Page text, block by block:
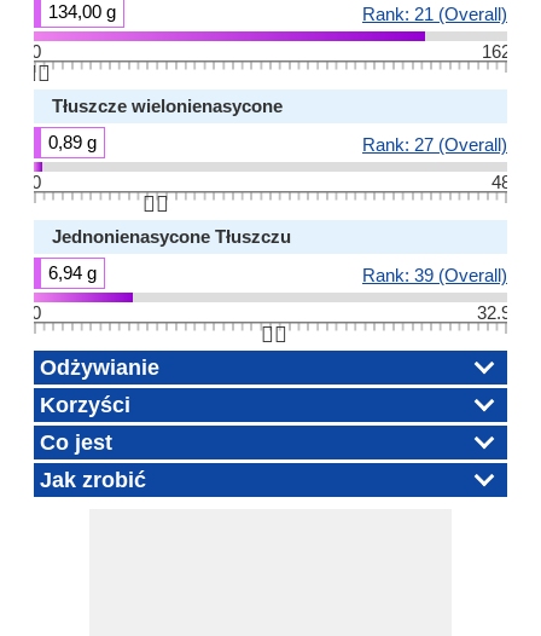
134,00 g
Rank: 21 (Overall)
0
162
👆🏻
Tłuszcze wielonienasycone
0,89 g
Rank: 27 (Overall)
0
48
👆🏻
Jednonienasycone Tłuszczu
6,94 g
Rank: 39 (Overall)
0
32.9
👆🏻
Odżywianie
Korzyści
Co jest
Jak zrobić